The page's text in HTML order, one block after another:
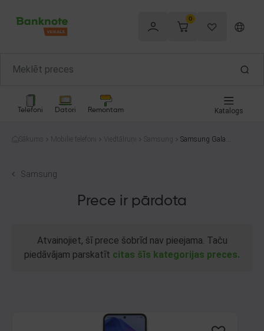
0
Telefoni Datori Remontam Katalogs
Sākums Mobilie telefoni Viedtālruņi Samsung
Samsung Galaxy
Samsung
Prece ir pārdota
Atvainojiet, šī prece šobrīd nav pieejama. Taču
piedāvājam parskatīt citas šīs kategorijas preces.